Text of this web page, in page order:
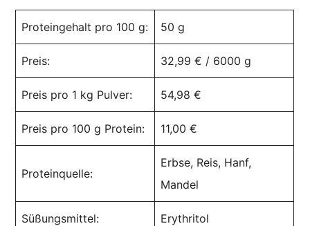
Proteingehalt pro 100 g: 50 g
Preis: 32,99 € / 6000 g
Preis pro 1 kg Pulver: 54,98 €
Preis pro 100 g Protein: 11,00 €
Proteinquelle:
Erbse, Reis, Hanf,
Mandel
Süßungsmittel: Erythritol